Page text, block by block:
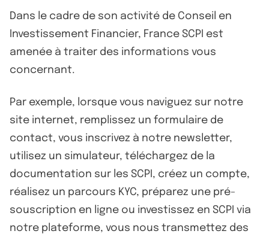
Dans le cadre de son activité de Conseil en
Investissement Financier, France SCPI est
amenée à traiter des informations vous
concernant.
Par exemple, lorsque vous naviguez sur notre
site internet, remplissez un formulaire de
contact, vous inscrivez à notre newsletter,
utilisez un simulateur, téléchargez de la
documentation sur les SCPI, créez un compte,
réalisez un parcours KYC, préparez une pré-
souscription en ligne ou investissez en SCPI via
notre plateforme, vous nous transmettez des